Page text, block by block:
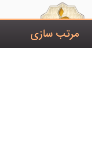
مرتب سازی